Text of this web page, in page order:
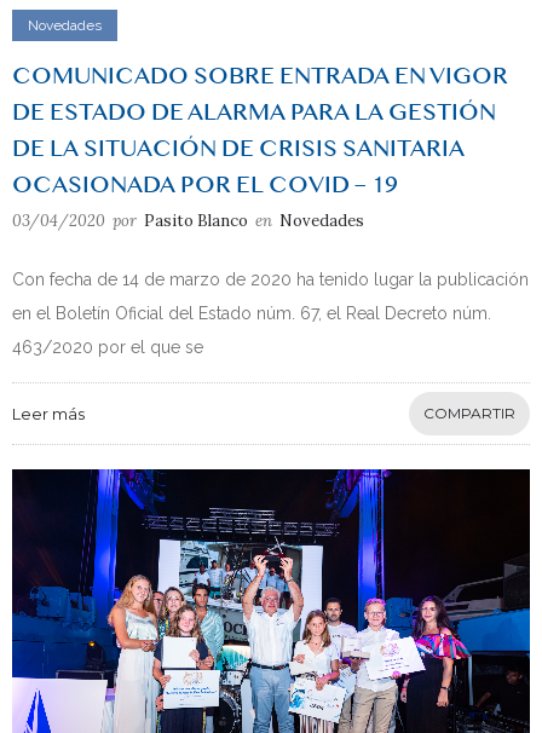
Novedades
COMUNICADO SOBRE ENTRADA EN VIGOR
DE ESTADO DE ALARMA PARA LA GESTIÓN
DE LA SITUACIÓN DE CRISIS SANITARIA
OCASIONADA POR EL COVID – 19
03/04/2020 por Pasito Blanco en Novedades
Con fecha de 14 de marzo de 2020 ha tenido lugar la publicación
en el Boletín Oficial del Estado núm. 67, el Real Decreto núm.
463/2020 por el que se
Leer más COMPARTIR